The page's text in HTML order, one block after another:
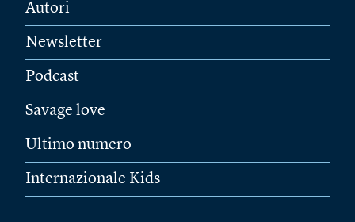
Autori
Newsletter
Podcast
Savage love
Ultimo numero
Internazionale Kids